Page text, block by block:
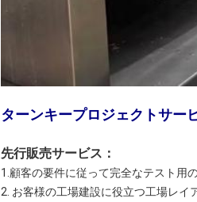
ターンキープロジェクトサー
先行販売サービス：
1.顧客の要件に従って完全なテスト用
2. お客様の工場建設に役立つ工場レイ